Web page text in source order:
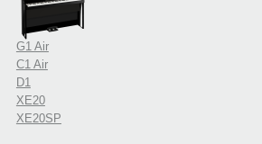
G1 Air
C1 Air
D1
XE20
XE20SP